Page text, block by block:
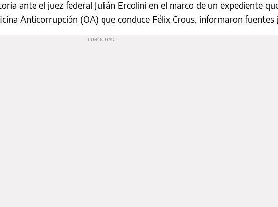
ante el juez federal Julián Ercolini en el marco de un expediente
Anticorrupción (OA) que conduce Félix Crous, informaron fuentes